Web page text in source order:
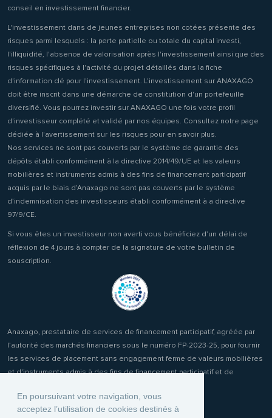
En poursuivant votre navigation, vous
acceptez l’utilisation de cookies destinés à
conseil en investissement financier.
L'investissement dans de jeunes entreprises non cotées présente des
risques parmi lesquels : la perte partielle ou totale du capital investi,
l'illiquidité, l'absence de valorisation après l'investissement ainsi que des
risques spécifiques à l'activité du projet détaillés dans la fiche
d'information clé pour l'investissement. L'investissement sur ANAXAGO
doit être inscrit dans une démarche de constitution d'un portefeuille
diversifié. Vous pourrez investir sur ANAXAGO une fois votre profil
d'investisseur complété et validé par nos équipes. Consultez notre page
dédiée à l'avertissement sur les risques pour en savoir plus.
Nos services ne sont pas couverts par le système de garantie des
dépôts établi conformément à la directive 2014/49/UE et les valeurs
mobilières et instruments admis à des fins de financement participatif
acquis par le biais d’Anaxago ne sont pas couverts par le système
d’indemnisation des investisseurs établi conformément à a directive
97/9/CE.
Si vous êtes un investisseur non averti vous bénéficiez d’un délai de
réflexion de 4 jours à compter de la signature de votre bulletin de
souscription.
Anaxago, prestataire de services de financement participatif, agréée par
l’autorité des marchés financiers sous le numéro FP-2023-25, pour fournir
les services de placement sans engagement ferme de valeurs mobilières
et d'instruments admis à des fins de financement participatif et de